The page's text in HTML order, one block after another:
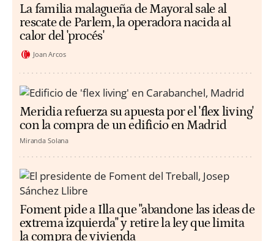
La familia malagueña de Mayoral sale al
rescate de Parlem, la operadora nacida al
calor del 'procés'
Joan Arcos
Meridia refuerza su apuesta por el 'flex living'
con la compra de un edificio en Madrid
Miranda Solana
Foment pide a Illa que "abandone las ideas de
extrema izquierda" y retire la ley que limita
la compra de vivienda